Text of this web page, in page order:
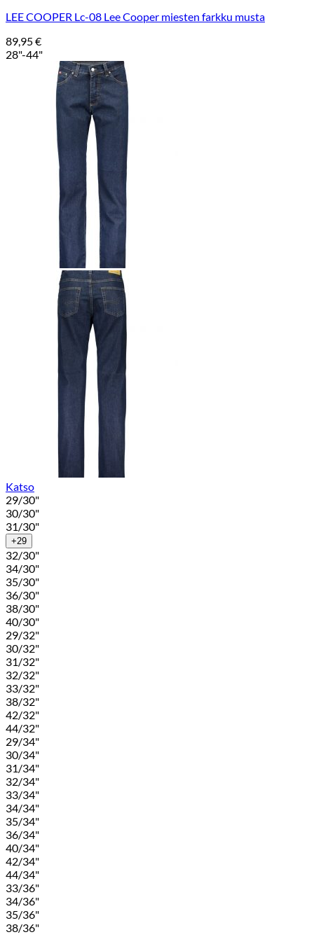
LEE COOPER Lc-08 Lee Cooper miesten farkku musta
89,95€
28"-44"
Katso
29/30"
30/30"
31/30"
+29
32/30"
34/30"
35/30"
36/30"
38/30"
40/30"
29/32"
30/32"
31/32"
32/32"
33/32"
38/32"
42/32"
44/32"
29/34"
30/34"
31/34"
32/34"
33/34"
34/34"
35/34"
36/34"
40/34"
42/34"
44/34"
33/36"
34/36"
35/36"
38/36"